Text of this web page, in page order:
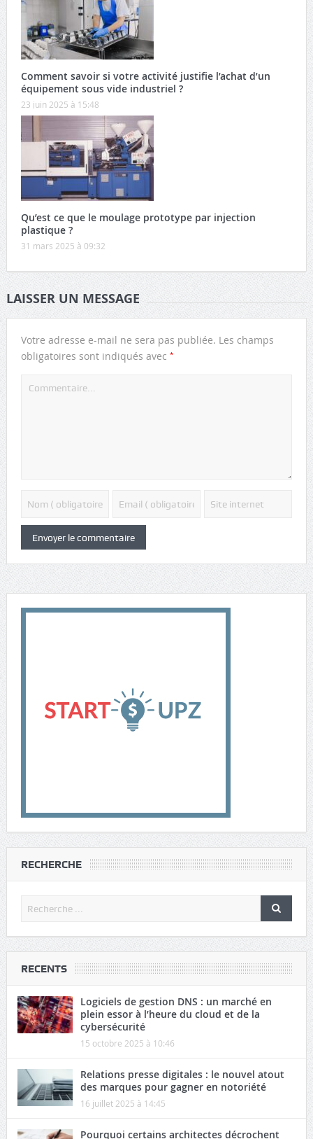
Comment savoir si votre activité justifie l’achat d’un
équipement sous vide industriel ?
23 juin 2025 à 15:48
Qu’est ce que le moulage prototype par injection
plastique ?
31 mars 2025 à 09:32
LAISSER UN MESSAGE
Votre adresse e-mail ne sera pas publiée. Les champs
obligatoires sont indiqués avec *
RECHERCHE
RECENTS
Logiciels de gestion DNS : un marché en
plein essor à l’heure du cloud et de la
cybersécurité
15 octobre 2025 à 10:46
Relations presse digitales : le nouvel atout
des marques pour gagner en notoriété
16 juillet 2025 à 14:45
Pourquoi certains architectes décrochent